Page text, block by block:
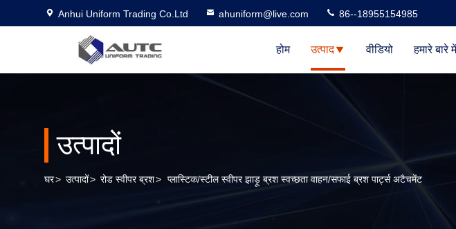
Anhui Uniform Trading Co.Ltd ahuniform@live.com 86--18955154985
होम उत्पाद वीडियो हमारे बारे में
उत्पादों
घर> उत्पादों> रोड स्वीपर ब्रश> प्लास्टिक/स्टील स्वीपर झाड़ू ब्रश स्वच्छता वाहन/सफाई ब्रश पार्ट्स अटैचमेंट